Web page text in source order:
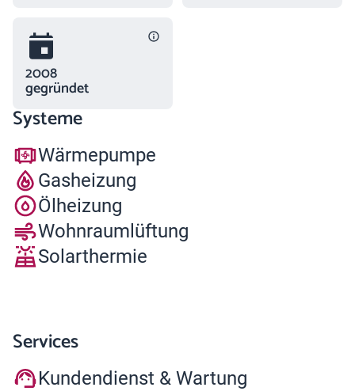
2008
gegründet
Systeme
Wärmepumpe
Gasheizung
Ölheizung
Wohnraumlüftung
Solarthermie
Services
Kundendienst & Wartung